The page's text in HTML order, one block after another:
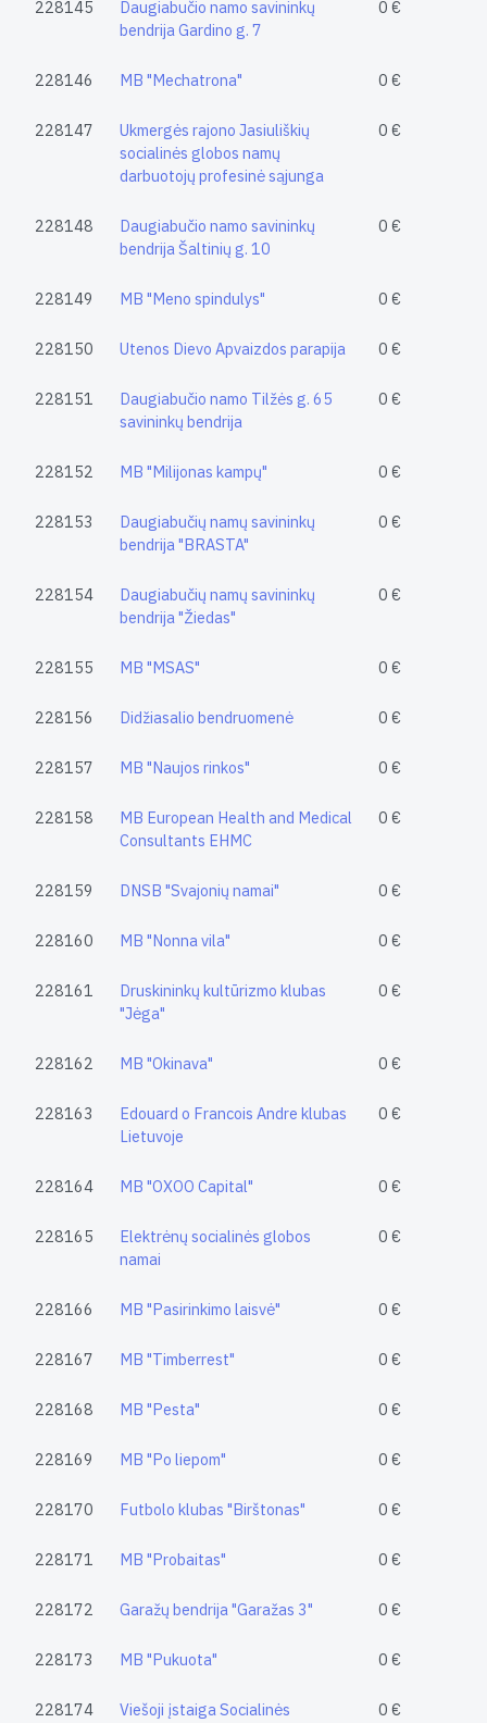
228145
Daugiabučio namo savininkų
bendrija Gardino g. 7
0 €
228146 MB "Mechatrona" 0 €
228147
Ukmergės rajono Jasiuliškių
socialinės globos namų
darbuotojų profesinė sąjunga
0 €
228148
Daugiabučio namo savininkų
bendrija Šaltinių g. 10
0 €
228149 MB "Meno spindulys" 0 €
228150 Utenos Dievo Apvaizdos parapija 0 €
228151
Daugiabučio namo Tilžės g. 65
savininkų bendrija
0 €
228152 MB "Milijonas kampų" 0 €
228153
Daugiabučių namų savininkų
bendrija "BRASTA"
0 €
228154
Daugiabučių namų savininkų
bendrija "Žiedas"
0 €
228155 MB "MSAS" 0 €
228156 Didžiasalio bendruomenė 0 €
228157 MB "Naujos rinkos" 0 €
228158
MB European Health and Medical
Consultants EHMC
0 €
228159 DNSB "Svajonių namai" 0 €
228160 MB "Nonna vila" 0 €
228161
Druskininkų kultūrizmo klubas
"Jėga"
0 €
228162 MB "Okinava" 0 €
228163
Edouard o Francois Andre klubas
Lietuvoje
0 €
228164 MB "OXOO Capital" 0 €
228165
Elektrėnų socialinės globos
namai
0 €
228166 MB "Pasirinkimo laisvė" 0 €
228167 MB "Timberrest" 0 €
228168 MB "Pesta" 0 €
228169 MB "Po liepom" 0 €
228170 Futbolo klubas "Birštonas" 0 €
228171 MB "Probaitas" 0 €
228172 Garažų bendrija "Garažas 3" 0 €
228173 MB "Pukuota" 0 €
228174
Viešoji įstaiga Socialinės
0 €